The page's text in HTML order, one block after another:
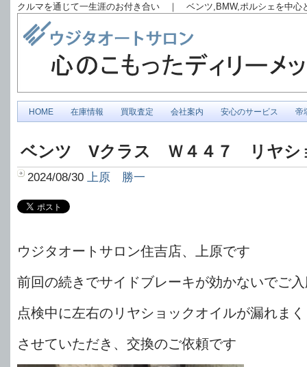
クルマを通じて一生涯のお付き合い ｜ ベンツ,BMW,ポルシェを中
HOME 在庫情報 買取査定 会社案内 安心のサービス 帝
ベンツ Vクラス Ｗ４４７ リヤシ
2024/08/30 上原 勝一
ウジタオートサロン住吉店、上原です
前回の続きでサイドブレーキが効かないでご
点検中に左右のリヤショックオイルが漏れま
させていただき、交換のご依頼です